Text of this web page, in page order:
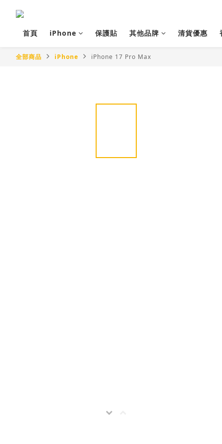
首頁 iPhone 保護貼 其他品牌 清貨優惠
全部商品 iPhone iPhone 17 Pro Max